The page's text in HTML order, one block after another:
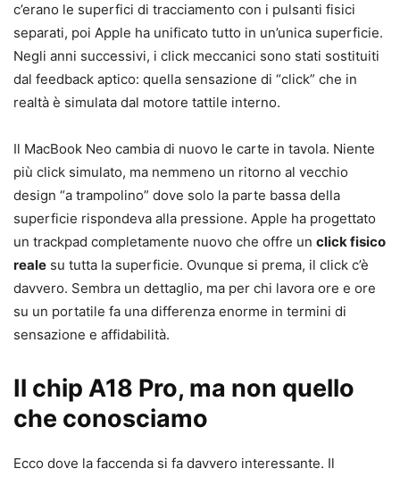
c’erano le superfici di tracciamento con i pulsanti fisici
separati, poi Apple ha unificato tutto in un’unica superficie.
Negli anni successivi, i click meccanici sono stati sostituiti
dal feedback aptico: quella sensazione di “click” che in
realtà è simulata dal motore tattile interno.
Il MacBook Neo cambia di nuovo le carte in tavola. Niente
più click simulato, ma nemmeno un ritorno al vecchio
design “a trampolino” dove solo la parte bassa della
superficie rispondeva alla pressione. Apple ha progettato
un trackpad completamente nuovo che offre un click fisico
reale su tutta la superficie. Ovunque si prema, il click c’è
davvero. Sembra un dettaglio, ma per chi lavora ore e ore
su un portatile fa una differenza enorme in termini di
sensazione e affidabilità.
Il chip A18 Pro, ma non quello
che conosciamo
Ecco dove la faccenda si fa davvero interessante. Il